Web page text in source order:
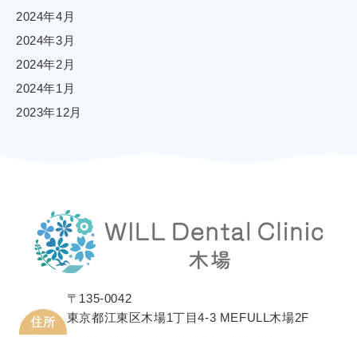
2024年4月
2024年3月
2024年2月
2024年1月
2023年12月
住所
〒135-0042
東京都江東区木場1丁目4-3 MEFULL木場2F